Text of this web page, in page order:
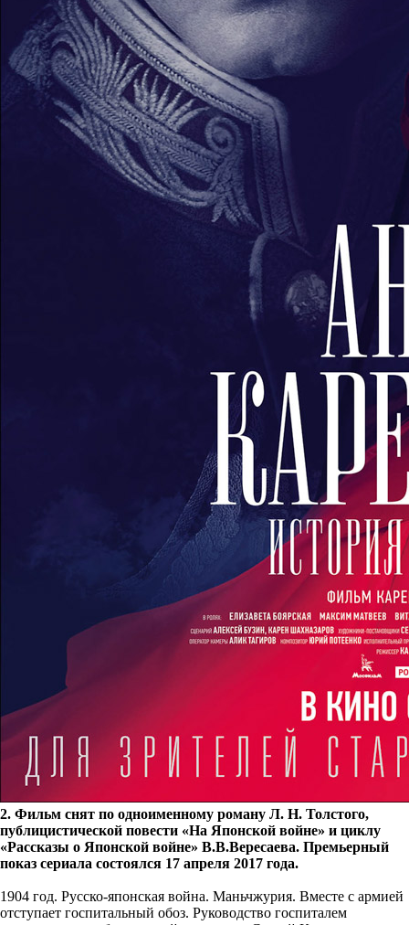
2. Фильм снят по одноименному роману Л. Н. Толстого,
публицистической повести «На Японской войне» и циклу
«Рассказы о Японской войне» В.В.Вересаева. Премьерный
показ сериала состоялся 17 апреля 2017 года.
1904 год. Русско-японская война. Маньчжурия. Вместе с армией
отступает госпитальный обоз. Руководство госпиталем